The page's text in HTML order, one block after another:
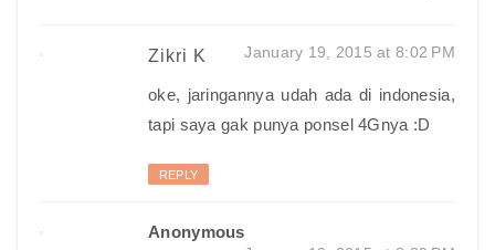
Zikri K January 19, 2015 at 8:02 PM
oke, jaringannya udah ada di indonesia,
tapi saya gak punya ponsel 4Gnya :D
REPLY
Anonymous